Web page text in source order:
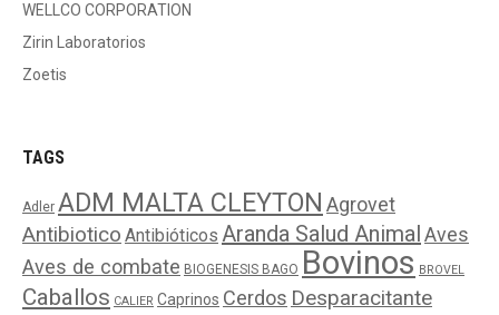
WELLCO CORPORATION
Zirin Laboratorios
Zoetis
TAGS
Adler ADM MALTA CLEYTON Agrovet
Antibiotico Antibióticos Aranda Salud AnimalAves
Aves de combate BIOGENESIS BAGO Bovinos BROVEL
Caballos CALIER Caprinos Cerdos Desparacitante